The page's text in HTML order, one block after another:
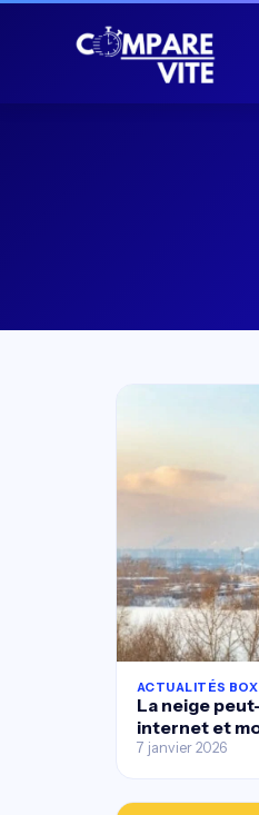
ACTUALITÉS
La neige
internet et
7 janvier 2026